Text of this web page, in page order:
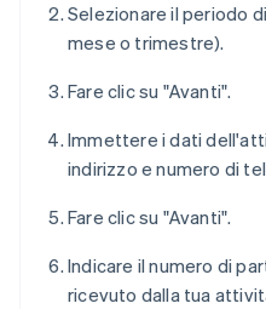
Selezionare il periodo
mese o trimestre).
Fare clic su "Avanti".
Immettere i dati
indirizzo e numero di
Fare clic su "Avanti".
Indicare il numero di
ricevuto dalla tua